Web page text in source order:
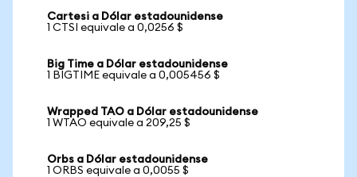
Cartesi a Dólar estadounidense
1 CTSI equivale a 0,0256 $
Big Time a Dólar estadounidense
1 BIGTIME equivale a 0,005456 $
Wrapped TAO a Dólar estadounidense
1 WTAO equivale a 209,25 $
Orbs a Dólar estadounidense
1 ORBS equivale a 0,0055 $